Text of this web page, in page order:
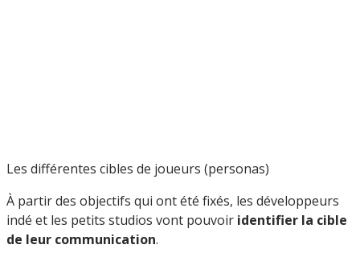
Les différentes cibles de joueurs (personas)
À partir des objectifs qui ont été fixés, les développeurs
indé et les petits studios vont pouvoir identifier la cible
de leur communication.